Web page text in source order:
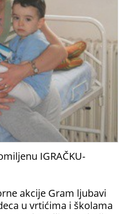
IGRAČKU-
akcije Gram ljubavi
u vrtićima i školama